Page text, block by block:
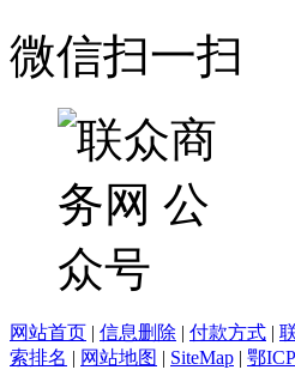
微信扫一扫
网站首页 | 信息删除 | 付款方式 |
索排名 | 网站地图 | SiteMap | 鄂